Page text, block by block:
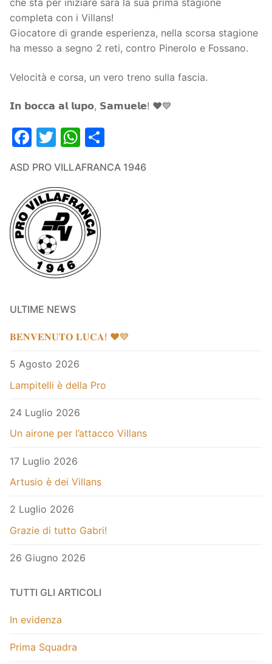
completa con i Villans!
Giocatore di grande esperienza, nella scorsa stagione
ha messo a segno 2 reti, contro Pinerolo e Fossano.
Velocità e corsa, un vero treno sulla fascia.
𝗜𝗻 𝗯𝗼𝗰𝗰𝗮 𝗮𝗹 𝗹𝘂𝗽𝗼, 𝗦𝗮𝗺𝘂𝗲𝗹𝗲! ❤️💙
Facebook
TwitterWhatsApp
ASD PRO VILLAFRANCA 1946
ULTIME NEWS
𝐁𝐄𝐍𝐕𝐄𝐍𝐔𝐓𝐎 𝐋𝐔𝐂𝐀! ❤️💙
5 Agosto 2026
Lampitelli è della Pro
24 Luglio 2026
Un airone per l’attacco Villans
17 Luglio 2026
Artusio è dei Villans
2 Luglio 2026
Grazie di tutto Gabri!
26 Giugno 2026
TUTTI GLI ARTICOLI
In evidenza
Prima Squadra